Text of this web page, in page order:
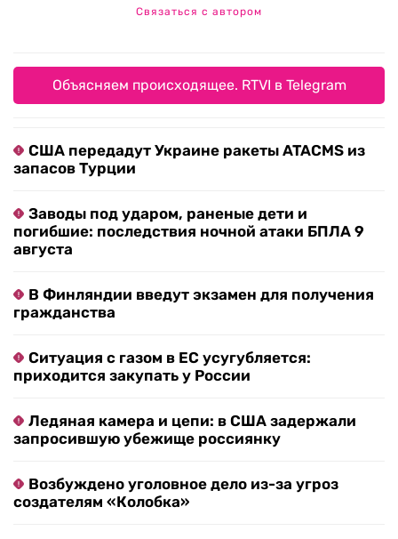
Связаться с автором
Объясняем происходящее. RTVI в Telegram
США передадут Украине ракеты ATACMS из
запасов Турции
Заводы под ударом, раненые дети и
погибшие: последствия ночной атаки БПЛА 9
августа
В Финляндии введут экзамен для получения
гражданства
Ситуация с газом в ЕС усугубляется:
приходится закупать у России
Ледяная камера и цепи: в США задержали
запросившую убежище россиянку
Возбуждено уголовное дело из-за угроз
создателям «Колобка»